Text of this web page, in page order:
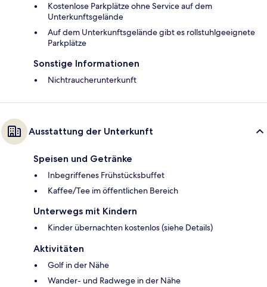
Kostenlose Parkplätze ohne Service auf dem
Unterkunftsgelände
Auf dem Unterkunftsgelände gibt es rollstuhlgeeignete
Parkplätze
Sonstige Informationen
Nichtraucherunterkunft
Ausstattung der Unterkunft
Speisen und Getränke
Inbegriffenes Frühstücksbuffet
Kaffee/Tee im öffentlichen Bereich
Unterwegs mit Kindern
Kinder übernachten kostenlos (siehe Details)
Aktivitäten
Golf in der Nähe
Wander- und Radwege in der Nähe